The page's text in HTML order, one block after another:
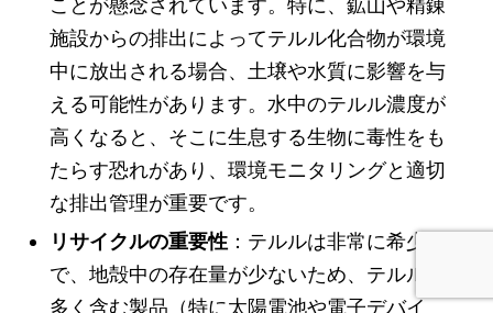
ことが懸念されています。特に、鉱山や精錬
施設からの排出によってテルル化合物が環境
中に放出される場合、土壌や水質に影響を与
える可能性があります。水中のテルル濃度が
高くなると、そこに生息する生物に毒性をも
たらす恐れがあり、環境モニタリングと適切
な排出管理が重要です。
リサイクルの重要性 ：テルルは非常に希少
で、地殻中の存在量が少ないため、テルルを
多く含む製品（特に太陽電池や電子デバイ